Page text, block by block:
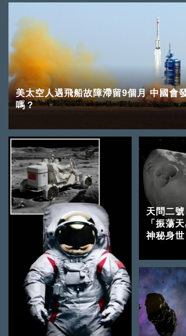
美太空人遇飛船故障滯留9個月 中國會
嗎？
天問二
「振蕩
神秘身世